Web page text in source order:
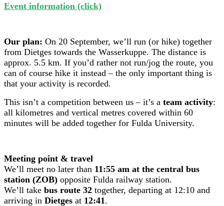
Event information (click)
Our plan: On 20 September, we’ll run (or hike) together
from Dietges towards the Wasserkuppe. The distance is
approx. 5.5 km. If you’d rather not run/jog the route, you
can of course hike it instead – the only important thing is
that your activity is recorded.
This isn’t a competition between us – it’s a team activity:
all kilometres and vertical metres covered within 60
minutes will be added together for Fulda University.
Meeting point & travel
We’ll meet no later than 11:55 am at the central bus
station (ZOB) opposite Fulda railway station.
We’ll take bus route 32 together, departing at 12:10 and
arriving in Dietges at 12:41 .